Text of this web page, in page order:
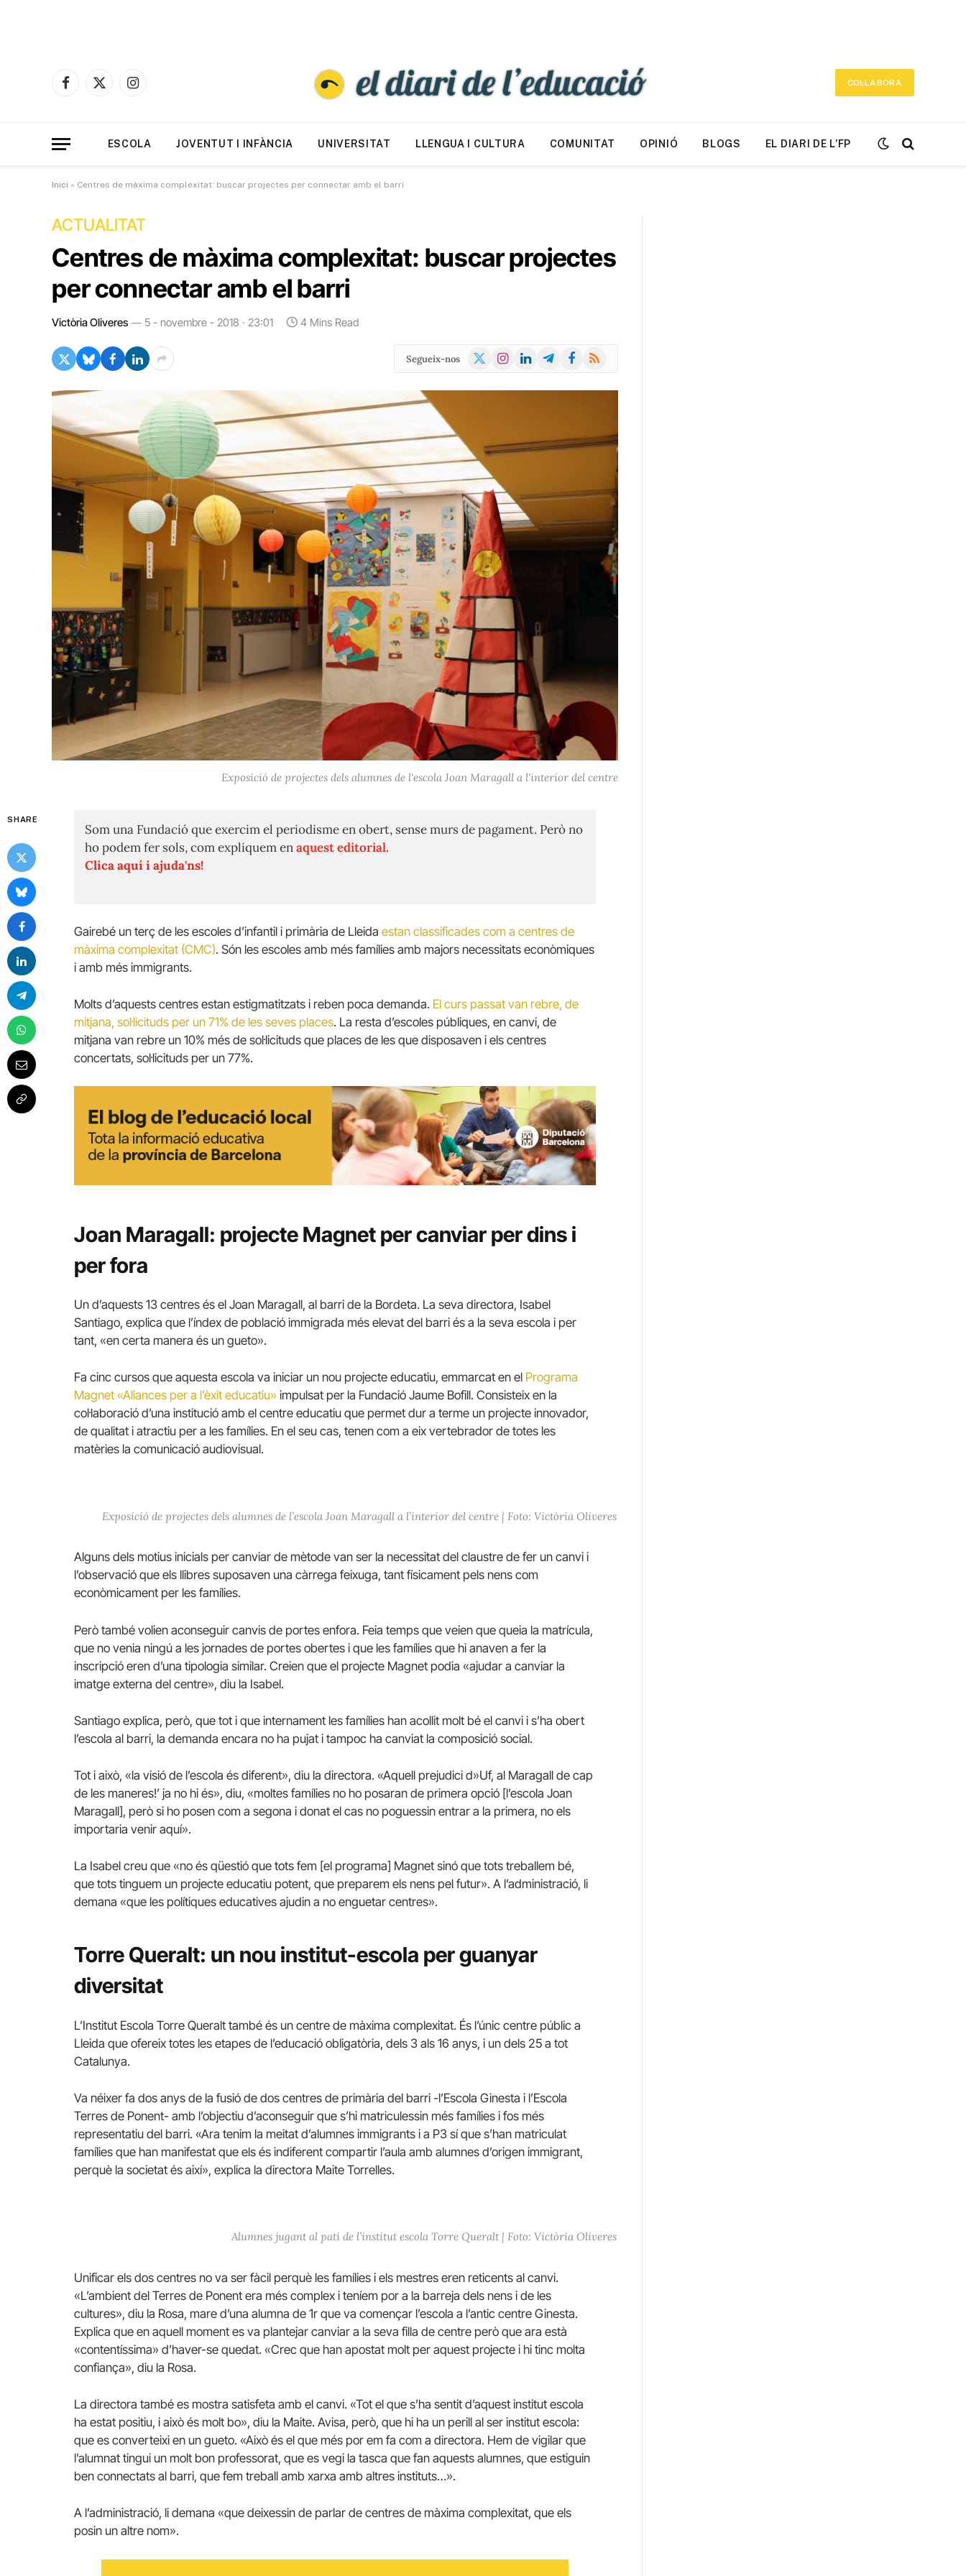
Facebook
X
Instagram
COL·LABORA
ESCOLA JOVENTUT I INFÀNCIA UNIVERSITAT LLENGUA I CULTURA COMUNITAT OPINIÓ BLOGS EL DIARI DE L’FP
Inici » Centres de màxima complexitat: buscar projectes per connectar amb el barri
ACTUALITAT
Centres de màxima complexitat: buscar projectes
per connectar amb el barri
Victòria Oliveres 5 - novembre - 2018 · 23:01 4 Mins Read
Segueix-nos
X
Instagram
LinkedInTelegramFacebook
RSS
Exposició de projectes dels alumnes de l'escola Joan Maragall a l'interior del centre
SHARE
Som una Fundació que exercim el periodisme en obert, sense murs de pagament. Però no
ho podem fer sols, com expliquem enaquest editorial.
Clica aquí i ajuda'ns!
Gairebé un terç de les escoles d’infantil i primària de Lleida estan classificades com a centres de
màxima complexitat (CMC). Són les escoles amb més famílies amb majors necessitats econòmiques
i amb més immigrants.
Molts d’aquests centres estan estigmatitzats i reben poca demanda. El curs passat van rebre, de
mitjana, sol·licituds per un 71% de les seves places. La resta d’escoles públiques, en canvi, de
mitjana van rebre un 10% més de sol·licituds que places de les que disposaven i els centres
concertats, sol·licituds per un 77%.
Joan Maragall: projecte Magnet per canviar per dins i
per fora
Un d’aquests 13 centres és el Joan Maragall, al barri de la Bordeta. La seva directora, Isabel
Santiago, explica que l’índex de població immigrada més elevat del barri és a la seva escola i per
tant, «en certa manera és un gueto».
Fa cinc cursos que aquesta escola va iniciar un nou projecte educatiu, emmarcat en el Programa
Magnet «Aliances per a l’èxit educatiu» impulsat per la Fundació Jaume Bofill. Consisteix en la
col·laboració d’una institució amb el centre educatiu que permet dur a terme un projecte innovador,
de qualitat i atractiu per a les famílies. En el seu cas, tenen com a eix vertebrador de totes les
matèries la comunicació audiovisual.
Exposició de projectes dels alumnes de l’escola Joan Maragall a l’interior del centre | Foto: Victòria Oliveres
Alguns dels motius inicials per canviar de mètode van ser la necessitat del claustre de fer un canvi i
l’observació que els llibres suposaven una càrrega feixuga, tant físicament pels nens com
econòmicament per les famílies.
Però també volien aconseguir canvis de portes enfora. Feia temps que veien que queia la matrícula,
que no venia ningú a les jornades de portes obertes i que les famílies que hi anaven a fer la
inscripció eren d’una tipologia similar. Creien que el projecte Magnet podia «ajudar a canviar la
imatge externa del centre», diu la Isabel.
Santiago explica, però, que tot i que internament les famílies han acollit molt bé el canvi i s’ha obert
l’escola al barri, la demanda encara no ha pujat i tampoc ha canviat la composició social.
Tot i això, «la visió de l’escola és diferent», diu la directora. «Aquell prejudici d»Uf, al Maragall de cap
de les maneres!’ ja no hi és», diu, «moltes famílies no ho posaran de primera opció [l’escola Joan
Maragall], però si ho posen com a segona i donat el cas no poguessin entrar a la primera, no els
importaria venir aquí».
La Isabel creu que «no és qüestió que tots fem [el programa] Magnet sinó que tots treballem bé,
que tots tinguem un projecte educatiu potent, que preparem els nens pel futur». A l’administració, li
demana «que les polítiques educatives ajudin a no enguetar centres».
Torre Queralt: un nou institut-escola per guanyar
diversitat
L’Institut Escola Torre Queralt també és un centre de màxima complexitat. És l’únic centre públic a
Lleida que ofereix totes les etapes de l’educació obligatòria, dels 3 als 16 anys, i un dels 25 a tot
Catalunya.
Va néixer fa dos anys de la fusió de dos centres de primària del barri -l’Escola Ginesta i l’Escola
Terres de Ponent- amb l’objectiu d’aconseguir que s’hi matriculessin més famílies i fos més
representatiu del barri. «Ara tenim la meitat d’alumnes immigrants i a P3 sí que s’han matriculat
famílies que han manifestat que els és indiferent compartir l’aula amb alumnes d’origen immigrant,
perquè la societat és així», explica la directora Maite Torrelles.
Alumnes jugant al pati de l’institut escola Torre Queralt | Foto: Victòria Oliveres
Unificar els dos centres no va ser fàcil perquè les famílies i els mestres eren reticents al canvi.
«L’ambient del Terres de Ponent era més complex i teníem por a la barreja dels nens i de les
cultures», diu la Rosa, mare d’una alumna de 1r que va començar l’escola a l’antic centre Ginesta.
Explica que en aquell moment es va plantejar canviar a la seva filla de centre però que ara està
«contentíssima» d’haver-se quedat. «Crec que han apostat molt per aquest projecte i hi tinc molta
confiança», diu la Rosa.
La directora també es mostra satisfeta amb el canvi. «Tot el que s’ha sentit d’aquest institut escola
ha estat positiu, i això és molt bo», diu la Maite. Avisa, però, que hi ha un perill al ser institut escola:
que es converteixi en un gueto. «Això és el que més por em fa com a directora. Hem de vigilar que
l’alumnat tingui un molt bon professorat, que es vegi la tasca que fan aquests alumnes, que estiguin
ben connectats al barri, que fem treball amb xarxa amb altres instituts…».
A l’administració, li demana «que deixessin de parlar de centres de màxima complexitat, que els
posin un altre nom».